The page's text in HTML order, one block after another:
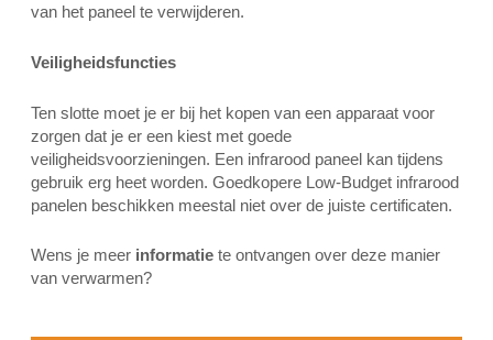
van het paneel te verwijderen.
Veiligheidsfuncties
Ten slotte moet je er bij het kopen van een apparaat voor
zorgen dat je er een kiest met goede
veiligheidsvoorzieningen. Een infrarood paneel kan tijdens
gebruik erg heet worden. Goedkopere Low-Budget infrarood
panelen beschikken meestal niet over de juiste certificaten.
Wens je meer informatie te ontvangen over deze manier
van verwarmen?